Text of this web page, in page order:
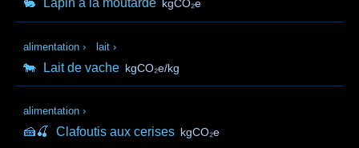
🐇 Lapin à la moutarde kgCO₂e
alimentation › lait ›
🐄 Lait de vache kgCO₂e/kg
alimentation ›
🍰🍒 Clafoutis aux cerises kgCO₂e